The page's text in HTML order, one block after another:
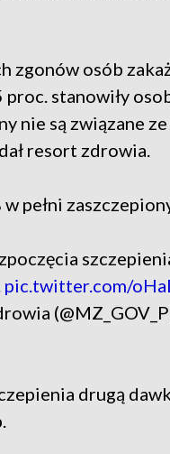
zgonów osób
stanowiły
nie są związane ze
resort zdrowia.
pełni
pic.twitter.com/
drugą